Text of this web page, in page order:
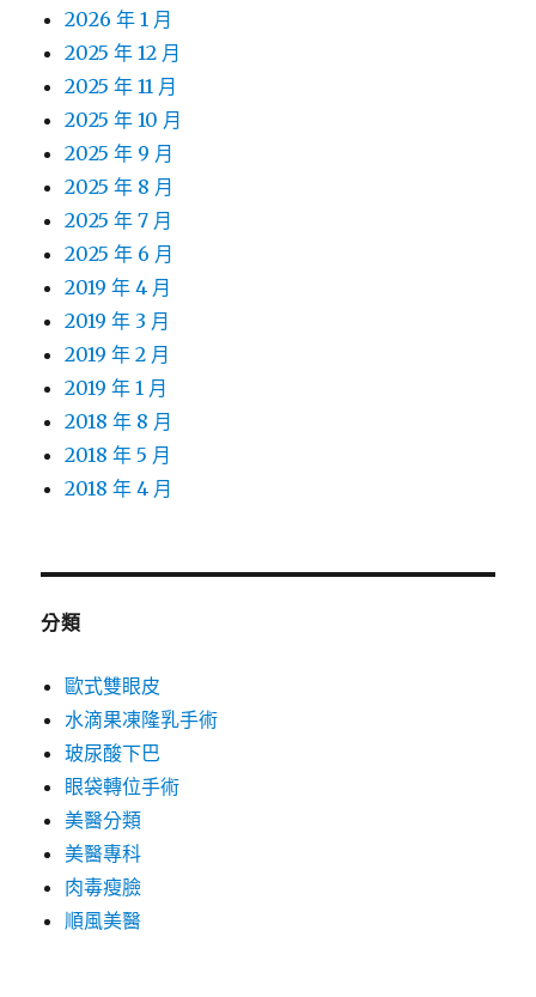
2026 年 1 月
2025 年 12 月
2025 年 11 月
2025 年 10 月
2025 年 9 月
2025 年 8 月
2025 年 7 月
2025 年 6 月
2019 年 4 月
2019 年 3 月
2019 年 2 月
2019 年 1 月
2018 年 8 月
2018 年 5 月
2018 年 4 月
分類
歐式雙眼皮
水滴果凍隆乳手術
玻尿酸下巴
眼袋轉位手術
美醫分類
美醫專科
肉毒瘦臉
順風美醫